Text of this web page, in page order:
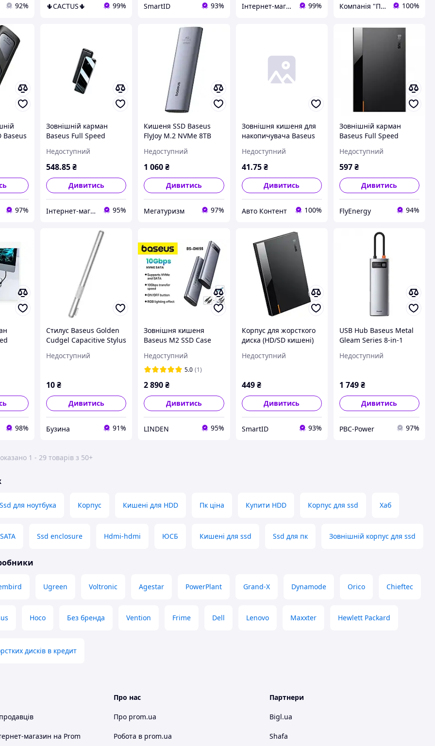
92% 🌵CACTUS🌵 99% SmartID 93% Інтернет-магазин аксесуарів "HUSKY SHOP" 99% Компанія "ПРО-ЄЛЕКТРО" Інтернет-магазин pro-elektro.com.ua 100%
Baseus
97%
Зовнішній карман
Baseus Full Speed
Enclosure(Micro USB)
Space Gray
Недоступний
548.85₴
Дивитись
Інтернет-магазин "Dorozhe.net" 95%
Кишеня SSD Baseus
FlyJoy M.2 NVMe 8TB
Недоступний
1 060₴
Дивитись
Мегатуризм 97%
Зовнішня кишеня для
накопичувача Baseus
Enclosure(M.2 NVMe
and SATA) Space Grey
Недоступний
41.75 ₴
Дивитись
Авто Контент 100%
Зовнішній карман
Baseus Full Speed
Enclosure(Micro USB)
Black
Недоступний
597₴
Дивитись
FlyEnergy 94%
GEN1)
98%
Стилус Baseus Golden
Cudgel Capacitive Stylus
buzyna
Недоступний
10₴
Дивитись
Бузина 91%
Зовнішня кишеня
Baseus M2 SSD Case
Protocol USB 3.2 Gen2
Недоступний
5.0 (1)
2 890₴
Дивитись
LINDEN 95%
Корпус для жорсткого
диска (HD/SD кишені)
CAYPH-B01 (Type-C, Gen
Недоступний
449 ₴
Дивитись
SmartID 93%
USB Hub Baseus Metal
Gleam Series 8-in-1
Cерый (CAHUB-CV0G)
Недоступний
1 749₴
Дивитись
PBC-Power 97%
1 - 29 товарів з 50+
Ssd для ноутбука Корпус Кишені для HDD Пк ціна Купити HDD Корпус для ssd Хаб
Ssd enclosure Hdmi-hdmi ЮСБ Кишені для ssd Ssd для пк Зовнішній корпус для ssd
Ugreen Voltronic Agestar PowerPlant Grand-X Dynamode Orico Chieftec
Hoco Без бренда Vention Frime Dell Lenovo Maxxter Hewlett Packard
дисків в кредит
магазин на Prom
Про нас
Про prom.ua
Робота в prom.ua
Партнери
Bigl.ua
Shafa